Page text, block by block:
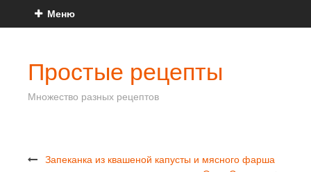
Меню
Простые рецепты
Множество разных рецептов
Запеканка из квашеной капусты и мясного фарша